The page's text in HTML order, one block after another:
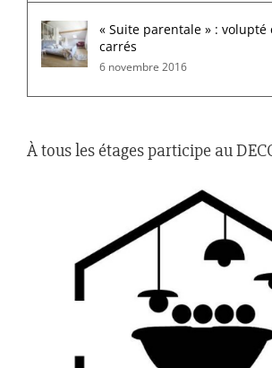
« Suite parentale » : volupté
carrés
6 novembre 2016
À tous les étages participe au